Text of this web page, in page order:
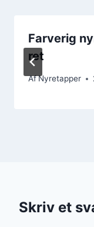
Farverig
ret
AfNyretapper
Skriv et